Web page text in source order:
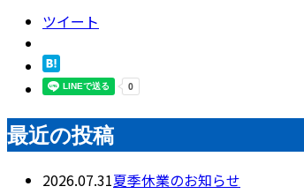
ツイート
最近の投稿
2026.07.31夏季休業のお知らせ